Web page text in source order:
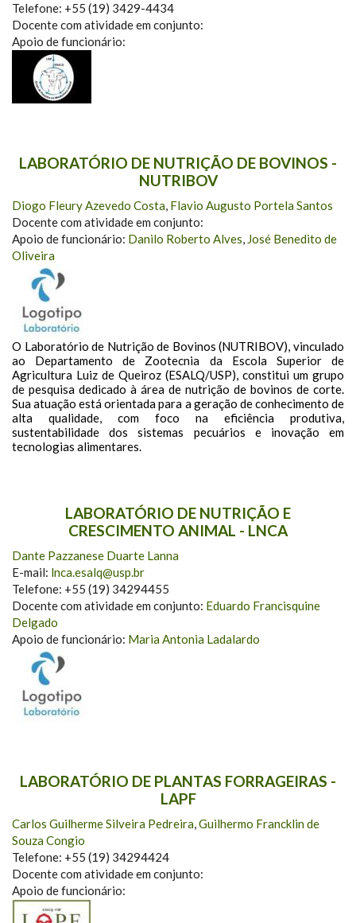
Telefone: +55 (19) 3429-4434
Docente com atividade em conjunto:
Apoio de funcionário:
LABORATÓRIO DE NUTRIÇÃO DE BOVINOS -
NUTRIBOV
Diogo Fleury Azevedo Costa, Flavio Augusto Portela Santos
Docente com atividade em conjunto:
Apoio de funcionário: Danilo Roberto Alves, José Benedito de
Oliveira
O Laboratório de Nutrição de Bovinos (NUTRIBOV), vinculado
ao Departamento de Zootecnia da Escola Superior de
Agricultura Luiz de Queiroz (ESALQ/USP), constitui um grupo
de pesquisa dedicado à área de nutrição de bovinos de corte.
Sua atuação está orientada para a geração de conhecimento de
alta qualidade, com foco na eficiência produtiva,
sustentabilidade dos sistemas pecuários e inovação em
tecnologias alimentares.
LABORATÓRIO DE NUTRIÇÃO E
CRESCIMENTO ANIMAL - LNCA
Dante Pazzanese Duarte Lanna
E-mail: lnca.esalq@usp.br
Telefone: +55 (19) 34294455
Docente com atividade em conjunto: Eduardo Francisquine
Delgado
Apoio de funcionário: Maria Antonia Ladalardo
LABORATÓRIO DE PLANTAS FORRAGEIRAS -
LAPF
Carlos Guilherme Silveira Pedreira,Guilhermo Francklin de
Souza Congio
Telefone: +55 (19) 34294424
Docente com atividade em conjunto:
Apoio de funcionário: